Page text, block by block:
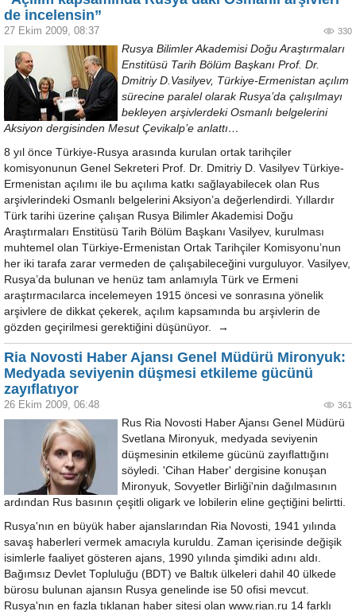
de incelensin”
27 Ekim 2009, 08:37 330
Rusya Bilimler Akademisi Doğu Araştırmaları
Enstitüsü Tarih Bölüm Başkanı Prof. Dr.
Dmitriy D.Vasilyev, Türkiye-Ermenistan açılım
sürecine paralel olarak Rusya’da çalışılmayı
bekleyen arşivlerdeki Osmanlı belgelerini
Aksiyon dergisinden Mesut Çevikalp’e anlattı…
8 yıl önce Türkiye-Rusya arasında kurulan ortak tarihçiler
komisyonunun Genel Sekreteri Prof. Dr. Dmitriy D. Vasilyev Türkiye-
Ermenistan açılımı ile bu açılıma katkı sağlayabilecek olan Rus
arşivlerindeki Osmanlı belgelerini Aksiyon’a değerlendirdi. Yıllardır
Türk tarihi üzerine çalışan Rusya Bilimler Akademisi Doğu
Araştırmaları Enstitüsü Tarih Bölüm Başkanı Vasilyev, kurulması
muhtemel olan Türkiye-Ermenistan Ortak Tarihçiler Komisyonu’nun
her iki tarafa zarar vermeden de çalışabileceğini vurguluyor. Vasilyev,
Rusya’da bulunan ve henüz tam anlamıyla Türk ve Ermeni
araştırmacılarca incelemeyen 1915 öncesi ve sonrasına yönelik
arşivlere de dikkat çekerek, açılım kapsamında bu arşivlerin de
gözden geçirilmesi gerektiğini düşünüyor. →
Ria Novosti Haber Ajansı Genel Müdürü Mironyuk:
Medyada seviyenin düşmesi etkileme gücünü
zayıflatıyor
26 Ekim 2009, 06:48 361
Rus Ria Novosti Haber Ajansı Genel Müdürü
Svetlana Mironyuk, medyada seviyenin
düşmesinin etkileme gücünü zayıflattığını
söyledi. 'Cihan Haber' dergisine konuşan
Mironyuk, Sovyetler Birliği'nin dağılmasının
ardından Rus basının çeşitli oligark ve lobilerin eline geçtiğini belirtti.
Rusya'nın en büyük haber ajanslarından Ria Novosti, 1941 yılında
savaş haberleri vermek amacıyla kuruldu. Zaman içerisinde değişik
isimlerle faaliyet gösteren ajans, 1990 yılında şimdiki adını aldı.
Bağımsız Devlet Topluluğu (BDT) ve Baltık ülkeleri dahil 40 ülkede
bürosu bulunan ajansın Rusya genelinde ise 50 ofisi mevcut.
Rusya'nın en fazla tıklanan haber sitesi olan www.rian.ru 14 farklı